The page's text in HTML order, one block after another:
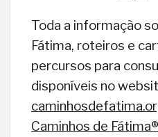
Toda a informação
Fátima, roteiros e
percursos para
disponíveis no
Caminhos de Fátima®